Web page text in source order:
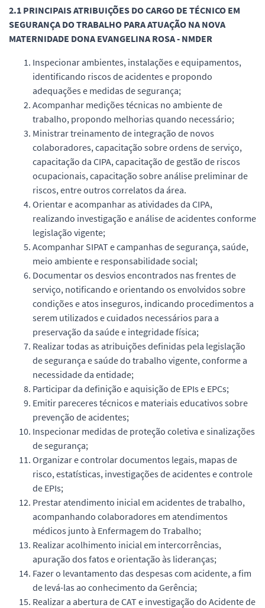
2.1 PRINCIPAIS ATRIBUIÇÕES DO CARGO DE TÉCNICO EM
SEGURANÇA DO TRABALHO PARA ATUAÇÃO NA NOVA
MATERNIDADE DONA EVANGELINA ROSA - NMDER
Inspecionar ambientes, instalações e equipamentos,
identificando riscos de acidentes e propondo
adequações e medidas de segurança;
Acompanhar medições técnicas no ambiente de
trabalho, propondo melhorias quando necessário;
Ministrar treinamento de integração de novos
colaboradores, capacitação sobre ordens de serviço,
capacitação da CIPA, capacitação de gestão de riscos
ocupacionais, capacitação sobre análise preliminar de
riscos, entre outros correlatos da área.
Orientar e acompanhar as atividades da CIPA,
realizando investigação e análise de acidentes conforme
legislação vigente;
Acompanhar SIPAT e campanhas de segurança, saúde,
meio ambiente e responsabilidade social;
Documentar os desvios encontrados nas frentes de
serviço, notificando e orientando os envolvidos sobre
condições e atos inseguros, indicando procedimentos a
serem utilizados e cuidados necessários para a
preservação da saúde e integridade física;
Realizar todas as atribuições definidas pela legislação
de segurança e saúde do trabalho vigente, conforme a
necessidade da entidade;
Participar da definição e aquisição de EPIs e EPCs;
Emitir pareceres técnicos e materiais educativos sobre
prevenção de acidentes;
Inspecionar medidas de proteção coletiva e sinalizações
de segurança;
Organizar e controlar documentos legais, mapas de
risco, estatísticas, investigações de acidentes e controle
de EPIs;
Prestar atendimento inicial em acidentes de trabalho,
acompanhando colaboradores em atendimentos
médicos junto à Enfermagem do Trabalho;
Realizar acolhimento inicial em intercorrências,
apuração dos fatos e orientação às lideranças;
Fazer o levantamento das despesas com acidente, a fim
de levá-las ao conhecimento da Gerência;
Realizar a abertura de CAT e investigação do Acidente de